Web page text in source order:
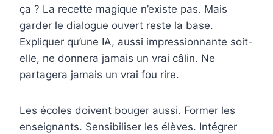
ça ? La recette magique n’existe pas. Mais
garder le dialogue ouvert reste la base.
Expliquer qu’une IA, aussi impressionnante soit-
elle, ne donnera jamais un vrai câlin. Ne
partagera jamais un vrai fou rire.
Les écoles doivent bouger aussi. Former les
enseignants. Sensibiliser les élèves. Intégrer